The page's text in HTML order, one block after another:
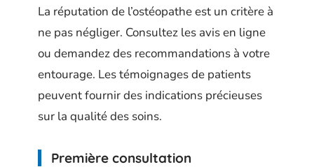
La réputation de l’ostéopathe est un critère à
ne pas négliger. Consultez les avis en ligne
ou demandez des recommandations à votre
entourage. Les témoignages de patients
peuvent fournir des indications précieuses
sur la qualité des soins.
Première consultation